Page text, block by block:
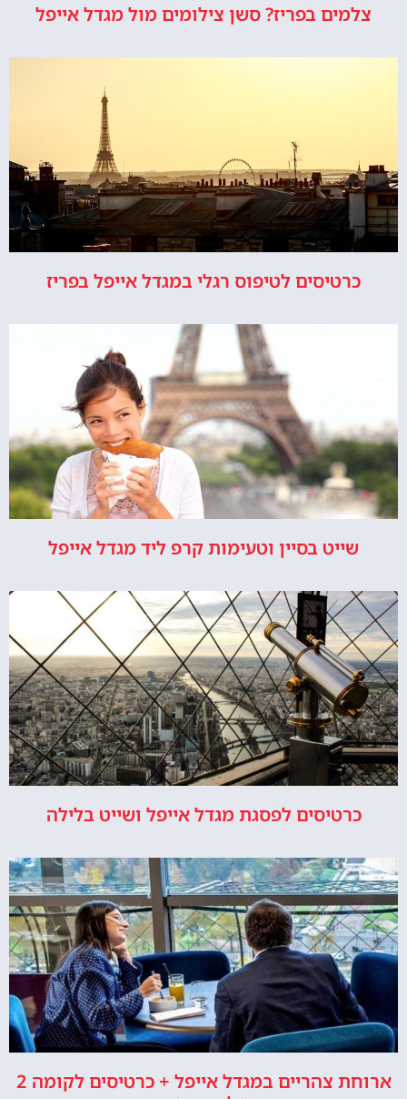
צלמים בפריז? סשן צילומים מול מגדל אייפל
כרטיסים לטיפוס רגלי במגדל אייפל בפריז
שייט בסיין וטעימות קרפ ליד מגדל אייפל
כרטיסים לפסגת מגדל אייפל ושייט בלילה
ארוחת צהריים במגדל אייפל + כרטיסים לקומה 2